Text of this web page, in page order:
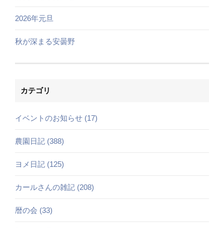
2026年元旦
秋が深まる安曇野
カテゴリ
イベントのお知らせ (17)
農園日記 (388)
ヨメ日記 (125)
カールさんの雑記 (208)
暦の会 (33)